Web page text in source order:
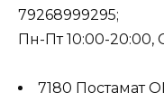
79268999295;
Пн-Пт 10:00-20:00,
7180 Постамат